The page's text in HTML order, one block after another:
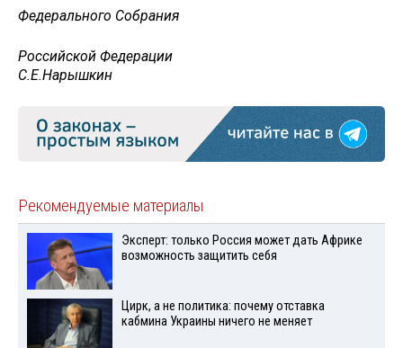
Федерального Собрания
Российской Федерации
С.Е.Нарышкин
Рекомендуемые материалы
Эксперт: только Россия может дать Африке
возможность защитить себя
Цирк, а не политика: почему отставка
кабмина Украины ничего не меняет